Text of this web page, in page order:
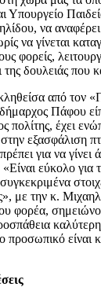
να αναφέρει
να γίνεται
φορείς,
της δουλειάς που
από τον
Πάφου
πολίτης, έχει
εξασφάλιση
για να
εύκολο
με την κ.
φορέα,
προσωπικό